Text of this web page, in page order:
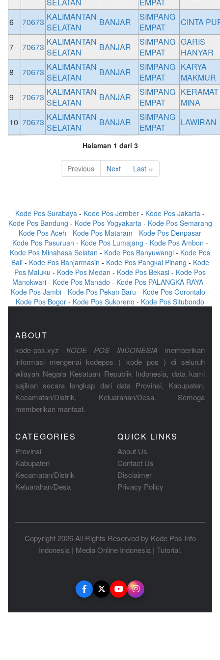
6 70673 KALIMANTAN
SELATAN
BANJAR
SIMPANG
EMPAT
CINTA
7 70673 KALIMANTAN
SELATAN
BANJAR
SIMPANG
EMPAT
GARIS
HANYAR
8
70673 KALIMANTAN
SELATAN
BANJAR
SIMPANG
EMPAT
KARYA
MAKMUR
9
70673 KALIMANTAN
SELATAN
BANJAR
SIMPANG
EMPAT
KERAMAT
MINA
10 70673 KALIMANTAN
SELATAN
BANJAR
SIMPANG
EMPAT
LAWIRAN
Halaman 1 dari 3
Previous Next Last ››
Kode Pos Surabaya - Kode Pos Jember - Kode Pos Jakarta -
Kode Pos Bandung - Kode Pos Yogyakarta - Kode Pos Semarang
- Kode Pos Aceh - Kode Pos Mataram - Kode Pos Denpasar -
Kode Pos Pasuruan - Kode Pos Lumajang - Kode Pos Ambon -
Kode Pos Minahasa Selatan - Kode Pos Banyuwangi - Kode Pos
Bali- Kode Pos Banjarmasin - Kode Pos Pangkal Pinang - Kode
Pos Maluku - Kode Pos Medan - Kode Pos Bekasi - Kode Pos
Manokwari - Kode Pos Manado - Kode Pos PALANGKA RAYA -
Kode Pos Jambi- Kode Pos Pekan Baru - Kode Pos Gorontalo -
Kode Pos Bogor - Kode Pos Sukoreno - Kode Pos Situbondo
ABOUT
kode-pos.xyz KODE POS INDONESIA memberikan
informasi mengenai kodepos ( kode pos ) di seluruh
wilayah Negara Kesatuan Republik Indonesia, data kami
sajikan secara lengkap dari data Provinsi, Kabupaten,
Kecamatan/Distrik, Keluarahan/Desa. Semoga
memberikan manfaat.
CATEGORIES
Provinsi
Kabupaten
Kecamatan/Distrik
Keluarahan/Desa
QUICK LINKS
About Us
Contact Us
Disclaimer
Privacy Policy
Copyright 2026 All Rights Reserved by Kode Pos Info
Indonesia| Media Online Indonesia| Tutorial.